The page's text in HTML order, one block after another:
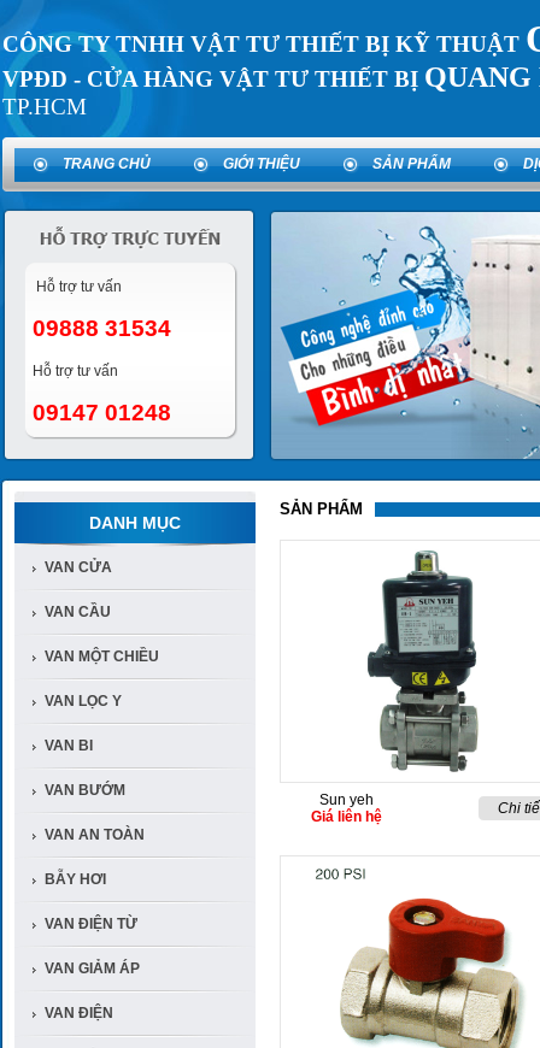
CÔNG TY TNHH VẬT TƯ THIẾT BỊ KỸ THUẬT
VPĐD - CỬA HÀNG VẬT TƯ THIẾT BỊ
TP.HCM
TRANG CHỦ GIỚI THIỆU SẢN PHẨM
Hỗ trợ tư vấn
09888 31534
Hỗ trợ tư vấn
09147 01248
DANH MỤC
VAN CỬA
VAN CẦU
VAN MỘT CHIỀU
VAN LỌC Y
VAN BI
VAN BƯỚM
VAN AN TOÀN
BẪY HƠI
VAN ĐIỆN TỪ
VAN GIẢM ÁP
VAN ĐIỆN
SẢN PHẨM
Sun yeh
Giá liên hệ
Chi